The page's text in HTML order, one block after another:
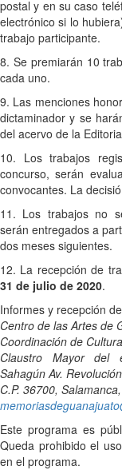
postal y en su caso
electrónico si lo
trabajo participante.
8. Se premiarán 10
cada uno.
9. Las menciones
dictaminador y se
del acervo de la
10. Los trabajos
concurso, serán
convocantes. La
11. Los trabajos no
serán entregados a
dos meses siguientes.
12. La recepción de
31 de julio de 2020.
Informes y recepción
Centro de las Artes de
Coordinación de
Claustro Mayor del
Sahagún Av.
C.P. 36700,
Este programa es
Queda prohibido el
en el programa.